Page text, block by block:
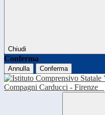
Chiudi
Conferma
Annulla Conferma
Compagni Carducci - Firenze